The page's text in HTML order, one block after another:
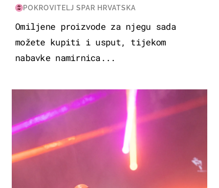
POKROVITELJ SPAR HRVATSKA
Omiljene proizvode za njegu sada
možete kupiti i usput, tijekom
nabavke namirnica...
KULTURA & ZABAVA